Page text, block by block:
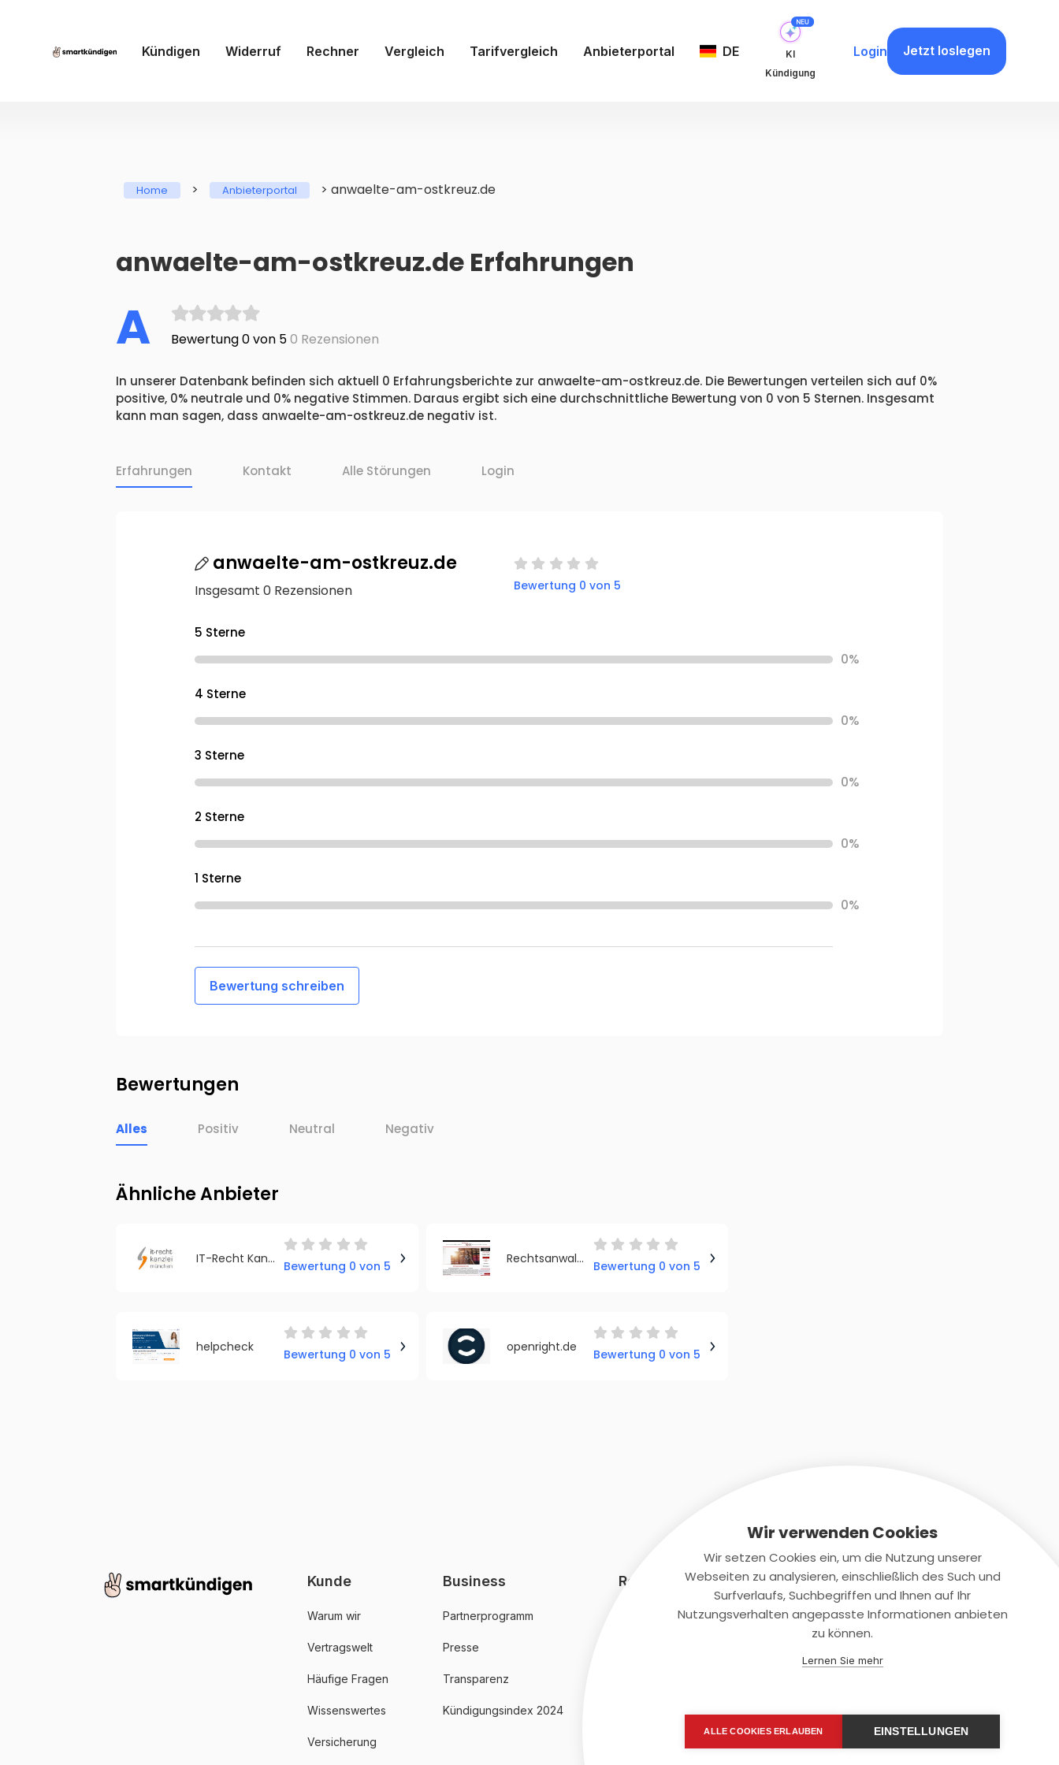
Kündigen Widerruf Rechner Vergleich Tarifvergleich Anbieterportal DE
KI
Kündigung
Login Jetzt loslegen
Home > Anbieterportal > anwaelte-am-ostkreuz.de
anwaelte-am-ostkreuz.de Erfahrungen
A Bewertung 0 von 50 Rezensionen
In unserer Datenbank befinden sich aktuell 0 Erfahrungsberichte zur anwaelte-am-ostkreuz.de. Die Bewertungen verteilen sich auf 0%
positive, 0% neutrale und 0% negative Stimmen. Daraus ergibt sich eine durchschnittliche Bewertung von 0 von 5 Sternen. Insgesamt
kann man sagen, dass anwaelte-am-ostkreuz.de negativ ist.
Erfahrungen Kontakt Alle Störungen Login
anwaelte-am-ostkreuz.de
Insgesamt 0 Rezensionen Bewertung 0 von 5
5 Sterne
0%
4 Sterne
0%
3 Sterne
0%
2 Sterne
0%
1 Sterne
0%
Bewertung schreiben
Bewertungen
Alles Positiv Neutral Negativ
Ähnliche Anbieter
IT-Recht Kanzlei
Bewertung 0 von 5
Rechtsanwaltskanzlei Kotz
Bewertung 0 von 5
helpcheck
Bewertung 0 von 5
openright.de
Bewertung 0 von 5
Kunde
Warum wir
Vertragswelt
Häufige Fragen
Wissenswertes
Versicherung
Business
Partnerprogramm
Presse
Transparenz
Kündigungsindex 2024
Rechtliches Kontaktiere uns
+(49)2131/708-4280
Wir verwenden Cookies
Wir setzen Cookies ein, um die Nutzung unserer
Webseiten zu analysieren, einschließlich des Such und
Surfverlaufs, Suchbegriffen und Ihnen auf Ihr
Nutzungsverhalten angepasste Informationen anbieten
zu können.
Lernen Sie mehr
ALLE COOKIES ERLAUBEN EINSTELLUNGEN